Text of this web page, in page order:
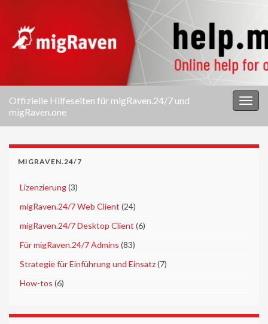
Offizielle Hilfeseiten für migRaven.24/7 und
migRaven.one
MIGRAVEN.24/7
Lizenzierung(3)
migRaven.24/7 Web Client (24)
migRaven.24/7 Desktop Client (6)
Für migRaven.24/7 Admins (83)
Strategie für Einführung und Einsatz(7)
How-tos (6)